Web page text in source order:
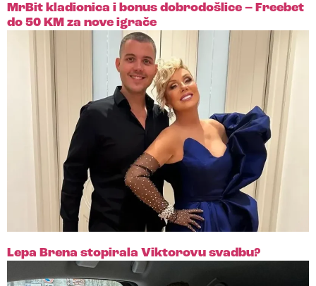
MrBit kladionica i bonus dobrodošlice – Freebet
do 50 KM za nove igrače
Lepa Brena stopirala Viktorovu svadbu?